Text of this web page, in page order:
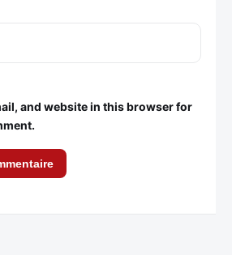
and website in this browser for